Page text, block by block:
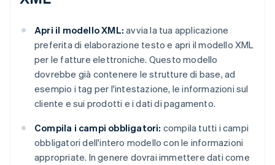
Apri il modello XML: avvia la tua applicazione
preferita di elaborazione testo e apri il modello XML
per le fatture elettroniche. Questo modello
dovrebbe già contenere le strutture di base, ad
esempio i tag per l'intestazione, le informazioni sul
cliente e sui prodotti e i dati di pagamento.
Compila i campi obbligatori: compila tutti i campi
obbligatori dell'intero modello con le informazioni
appropriate. In genere dovrai immettere dati come